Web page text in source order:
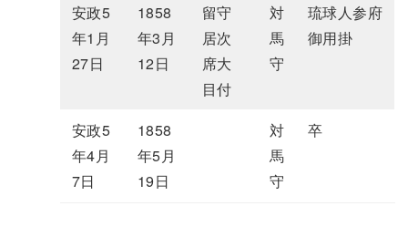
安政5
年1月
27日
1858
年3月
12日
留守
居次
席大
目付
対
馬
守
琉球人参府
御用掛
安政5
年4月
7日
1858
年5月
19日
対
馬
守
卒